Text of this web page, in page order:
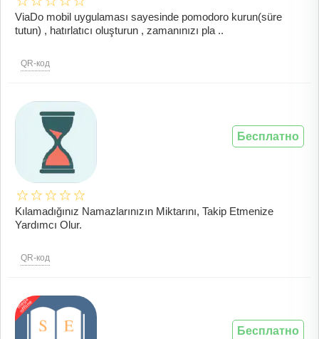
ViaDo mobil uygulaması sayesinde pomodoro kurun(süre
tutun) , hatırlatıcı oluşturun , zamanınızı pla ..
QR-код
Kılamadığınız Namazlarınızın Miktarını, Takip Etmenize
Yardımcı Olur.
QR-код
Бесплатно
Бесплатно